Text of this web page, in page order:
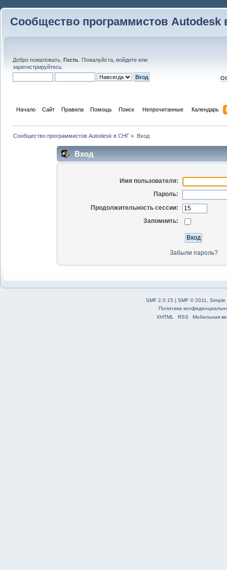
Сообщество программистов Autodesk
Добро пожаловать, Гость . Пожалуйста, войдите или
зарегистрируйтесь
Начало Сайт Правила Помощь Поиск Непрочитанные Календарь
Сообщество программистов Autodesk в СНГ » Вход
Вход
Имя пользователя:
Пароль:
Продолжительность сессии:
Запомнить:
Забыли пароль?
SMF 2.0.15 SMF © 2011, Simple
Политика
XHTML
RSS Мобильная